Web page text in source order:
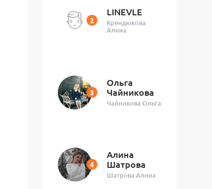
LINEVLE
Крендюкова
Алина
Ольга
Чайникова
Чайникова Ольга
Алина
Шатрова
Шатрова Алина